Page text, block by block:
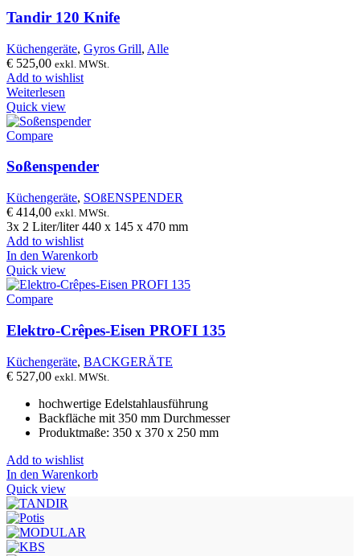
Tandir 120 Knife
Küchengeräte, Gyros Grill, Alle
€ 525,00 exkl. MWSt.
Add to wishlist
Weiterlesen
Quick view
Compare
Soßenspender
Küchengeräte, SOßENSPENDER
€ 414,00 exkl. MWSt.
3x 2 Liter/liter 440 x 145 x 470 mm
Add to wishlist
In den Warenkorb
Quick view
Compare
Elektro-Crêpes-Eisen PROFI 135
Küchengeräte, BACKGERÄTE
€ 527,00 exkl. MWSt.
hochwertige Edelstahlausführung
Backfläche mit 350 mm Durchmesser
Produktmaße: 350 x 370 x 250 mm
Add to wishlist
In den Warenkorb
Quick view